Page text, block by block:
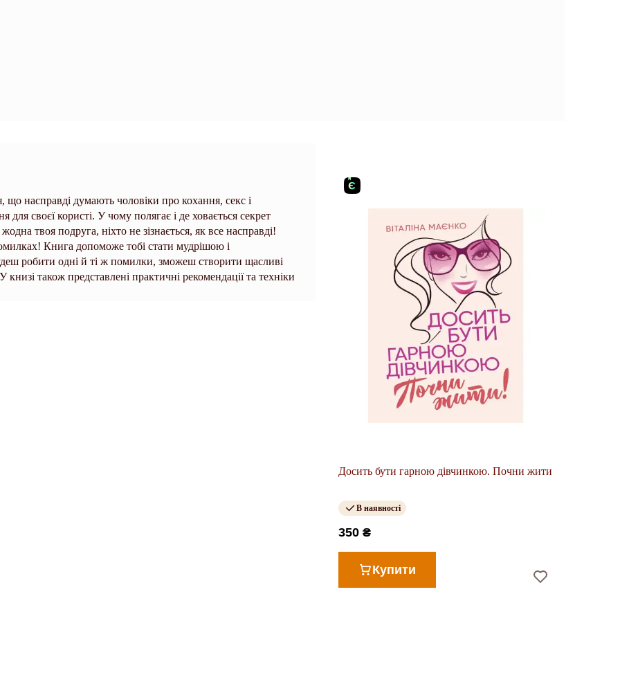
насправді думають чоловіки про кохання, секс і
своєї користі. У чому полягає і де ховається секрет
твоя подруга, ніхто не зізнається, як все насправді!
Книга допоможе тобі стати мудрішою і
робити одні й ті ж помилки, зможеш створити щасливі
також представлені практичні рекомендації та техніки
Досить бути гарною дівчинкою. Почни жити
В наявності
350 ₴
Купити